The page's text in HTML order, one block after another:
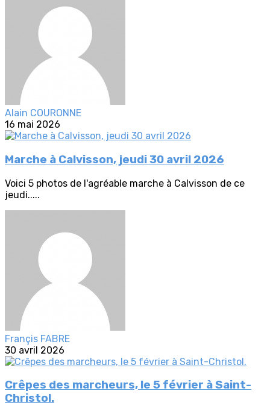
Alain COURONNE
16 mai 2026
Marche à Calvisson, jeudi 30 avril 2026
Voici 5 photos de l'agréable marche à Calvisson de ce
jeudi.....
Françis FABRE
30 avril 2026
Crêpes des marcheurs, le 5 février à Saint-
Christol.